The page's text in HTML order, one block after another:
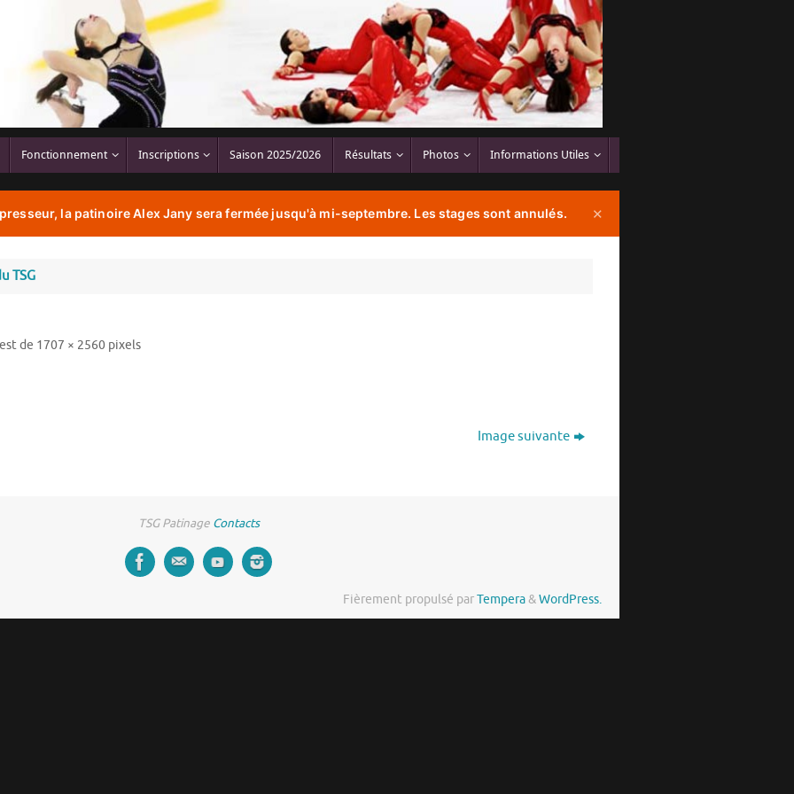
Fonctionnement Inscriptions Saison 2025/2026 Résultats Photos Informations Utiles
la patinoire Alex Jany sera fermée jusqu'à mi-septembre. Les stages sont annulés. ✕
TSG
de 1707 × 2560 pixels
Image suivante
TSG Patinage Contacts
Fièrement propulsé parTempera&WordPress.